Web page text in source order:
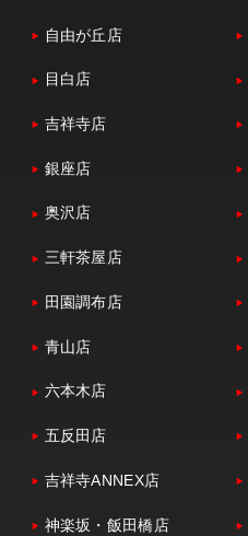
自由が丘店
目白店
吉祥寺店
銀座店
奥沢店
三軒茶屋店
田園調布店
青山店
六本木店
五反田店
吉祥寺ANNEX店
神楽坂・飯田橋店